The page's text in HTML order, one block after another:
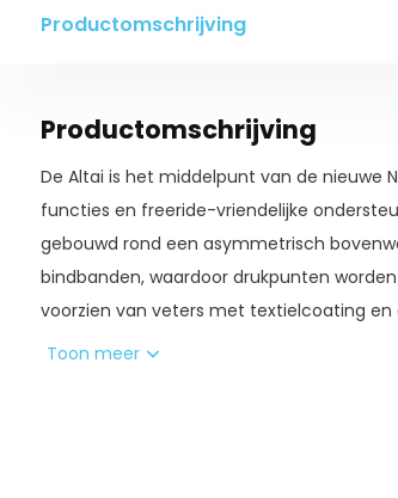
Productomschrijving
Productomschrijving
De Altai is het middelpunt van de nieuwe
functies en freeride-vriendelijke
gebouwd rond een asymmetrisch
bindbanden, waardoor drukpunten worden
voorzien van veters met textielcoating
onderste delen onafhankelijk kunt
Toon meer